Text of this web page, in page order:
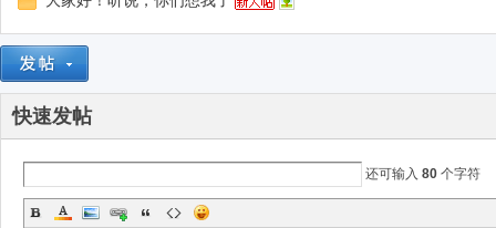
合快速发帖
还可输入 80 个字符